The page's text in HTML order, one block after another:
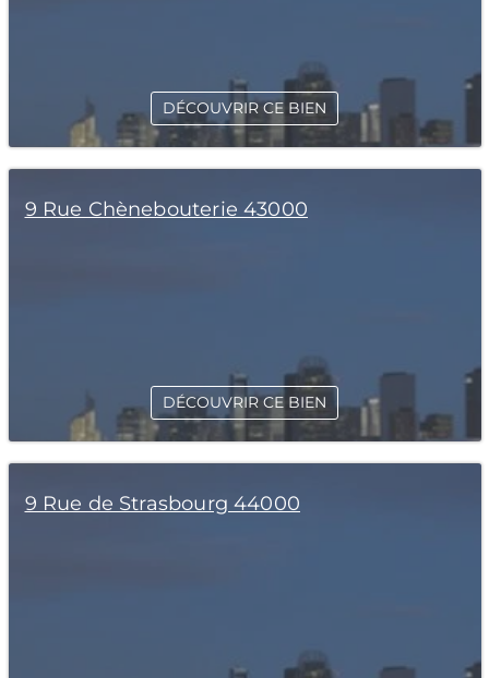
DÉCOUVRIR CE BIEN
9 Rue Chènebouterie 43000
DÉCOUVRIR CE BIEN
9 Rue de Strasbourg 44000